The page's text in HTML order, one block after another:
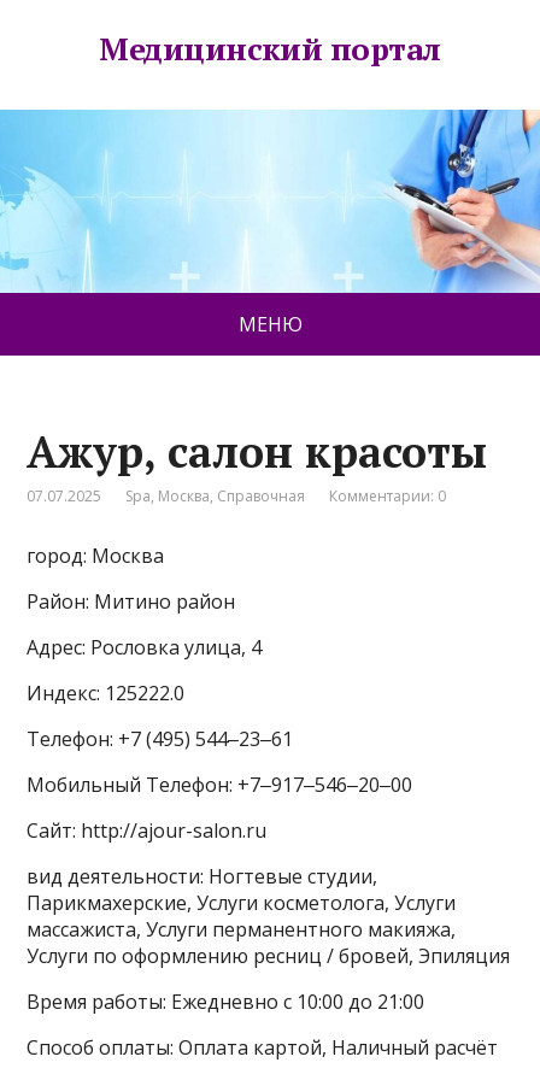
Медицинский портал
МЕНЮ
Ажур, салон красоты
07.07.2025 Spa, Москва, Справочная Комментарии: 0
город: Москва
Район: Митино район
Адрес: Рословка улица, 4
Индекс: 125222.0
Телефон: +7 (495) 544‒23‒61
Мобильный Телефон: +7‒917‒546‒20‒00
Сайт: http://ajour-salon.ru
вид деятельности: Ногтевые студии,
Парикмахерские, Услуги косметолога, Услуги
массажиста, Услуги перманентного макияжа,
Услуги по оформлению ресниц / бровей, Эпиляция
Время работы: Ежедневно с 10:00 до 21:00
Способ оплаты: Оплата картой, Наличный расчёт